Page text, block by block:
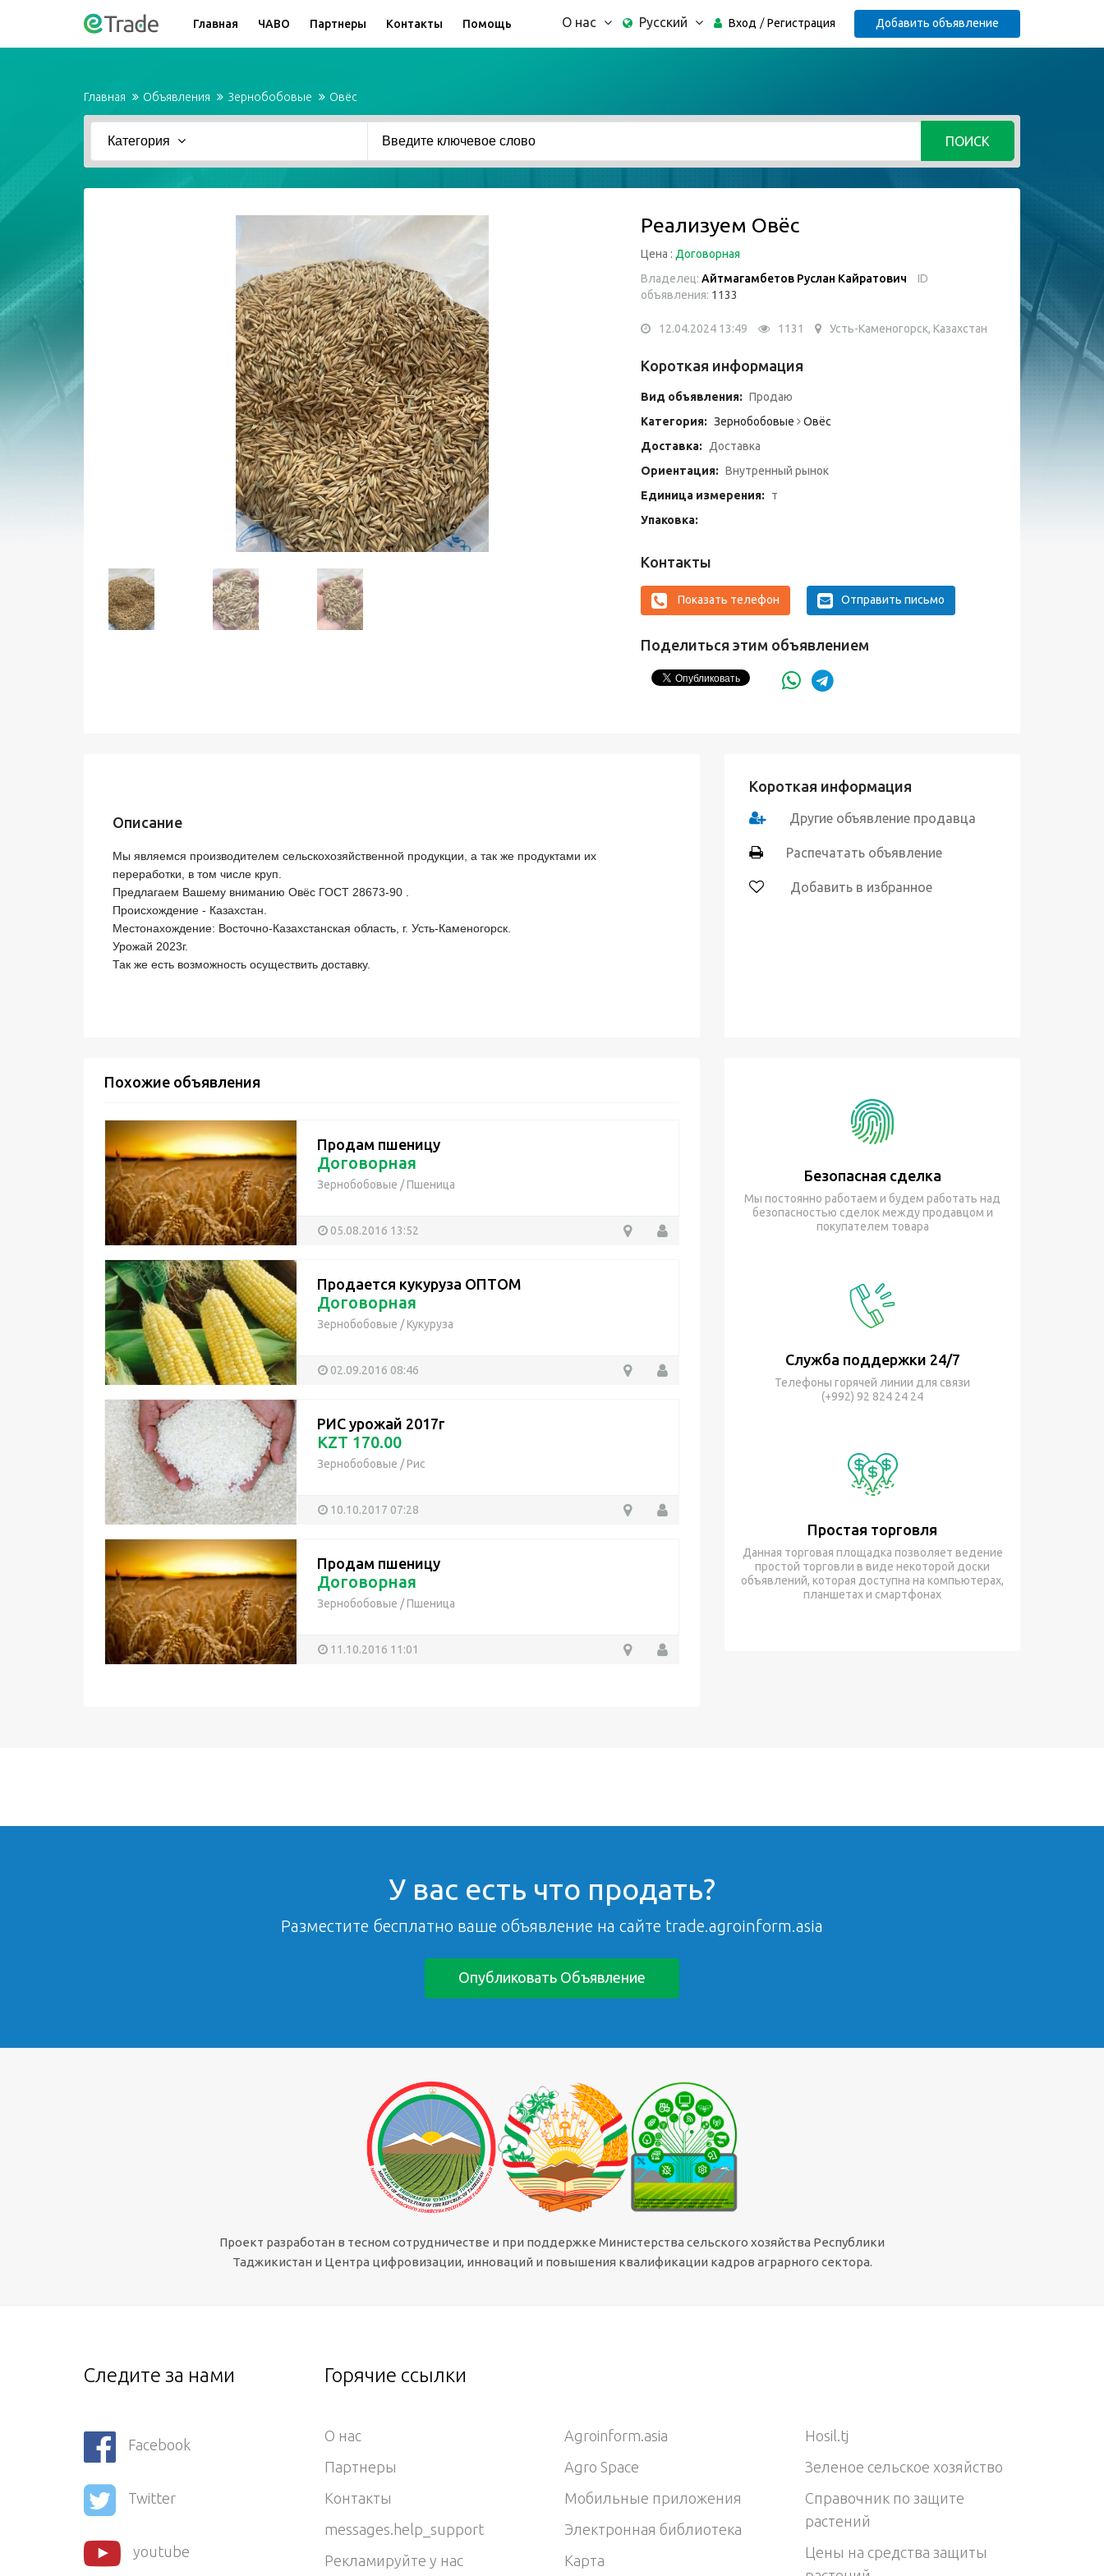
Главная ЧАВО Партнеры Контакты Помощь О нас Русский Вход Регистрация Добавить объявление
Главная Объявления Зернобобовые Овёс
Категория ПОИСК
Реализуем Овёс
Цена : Договорная
Владелец: Айтмагамбетов Руслан Кайратович
ID
объявления: 1133
12.04.2024 13:49 1131 Усть-Каменогорск, Казахстан
Короткая информация
Вид объявления: Продаю
Категория: Зернобобовые
Овёс
Доставка:
Доставка
Ориентация: Внутренный рынок
Единица измерения:
т
Упаковка:
Контакты
Показать телефон Отправить письмо
Поделиться этим объявлением
Описание
Мы являемся производителем сельскохозяйственной продукции, а так же продуктами их
переработки, в том числе круп.
Предлагаем Вашему вниманию Овёс ГОСТ 28673-90 .
Происхождение - Казахстан.
Местонахождение: Восточно-Казахстанская область, г. Усть-Каменогорск.
Урожай 2023г.
Так же есть возможность осуществить доставку.
Короткая информация
Другие объявление продавца
Распечатать объявление
Добавить в избранное
Похожие объявления
Продам пшеницу
Договорная
Зернобобовые /Пшеница
05.08.2016 13:52
Продается кукуруза ОПТОМ
Договорная
Зернобобовые /Кукуруза
02.09.2016 08:46
РИС урожай 2017г
KZT 170.00
Зернобобовые /Рис
10.10.2017 07:28
Продам пшеницу
Договорная
Зернобобовые /Пшеница
11.10.2016 11:01
Безопасная сделка
Мы постоянно работаем и будем работать над
безопасностью сделок между продавцом и
покупателем товара
Служба поддержки 24/7
Телефоны горячей линии для связи
(+992) 92 824 24 24
Простая торговля
Данная торговая площадка позволяет ведение
простой торговли в виде некоторой доски
объявлений, которая доступна на компьютерах,
планшетах и смартфонах
У вас есть что продать?
Разместите бесплатно ваше объявление на сайте trade.agroinform.asia
Опубликовать Объявление
Проект разработан в тесном сотрудничестве и при поддержке Министерства сельского хозяйства Республики
Таджикистан и Центра цифровизации, инноваций и повышения квалификации кадров аграрного сектора.
Следите за нами
Facebook
Twitter
youtube
Горячие ссылки
О нас
Партнеры
Контакты
messages.help_support
Рекламируйте у нас
Agroinform.asia
Agro Space
Мобильные приложения
Электронная библиотека
Карта
Hosil.tj
Зеленое сельское хозяйство
Справочник по защите
растений
Цены на средства защиты